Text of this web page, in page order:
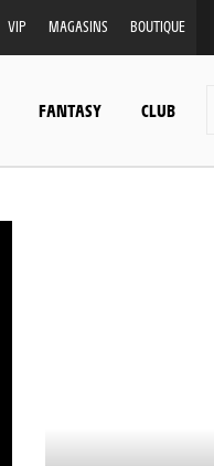
VIP MAGASINS BOUTIQUE
FANTASY CLUB